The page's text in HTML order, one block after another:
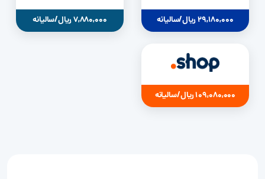
29,180,000 ریال/سالیانه 7,880,000 ریال/سالیانه
109,080,000 ریال/سالیانه